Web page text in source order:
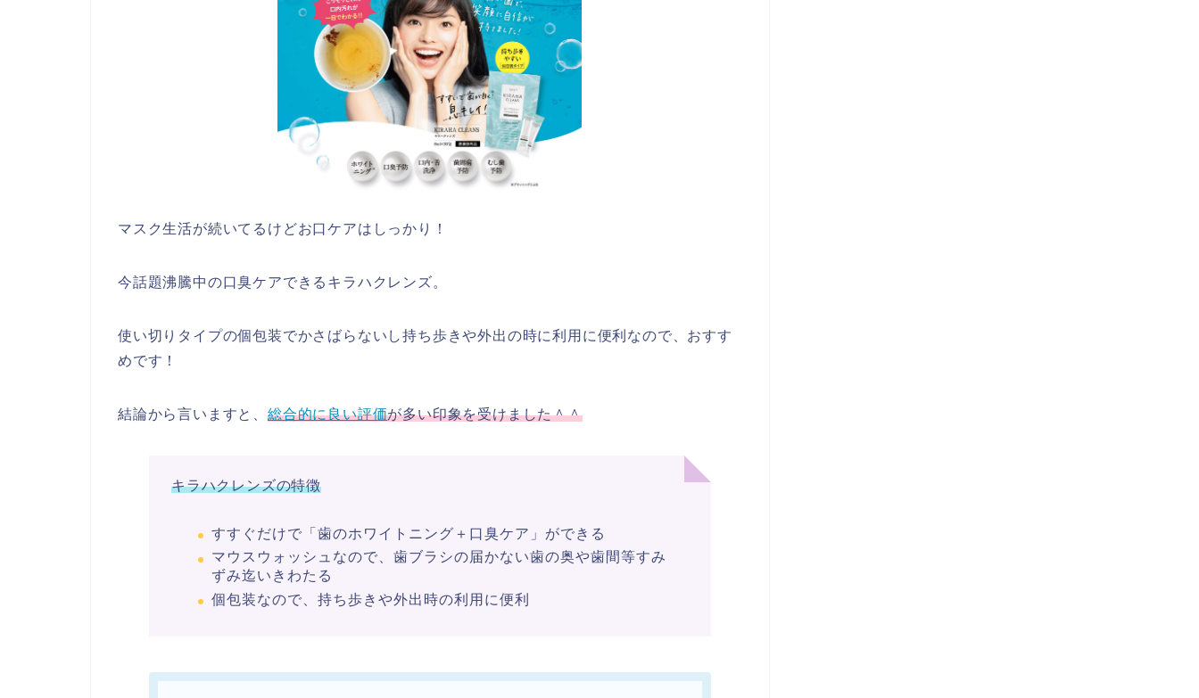
マスク生活が続いてるけどお口ケアはしっかり！
今話題沸騰中の口臭ケアできるキラハクレンズ。
使い切りタイプの個包装でかさばらないし持ち歩きや外出の時に利用に便利なので、おすす
めです！
結論から言いますと、 総合的に良い評価が多い印象を受けました＾＾
キラハクレンズの特徴
すすぐだけで「歯のホワイトニング＋口臭ケア」ができる
マウスウォッシュなので、歯ブラシの届かない歯の奥や歯間等すみ
ずみ迄いきわたる
個包装なので、持ち歩きや外出時の利用に便利